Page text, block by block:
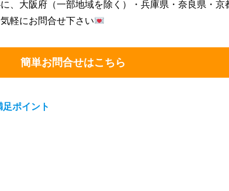
、大阪府（一部地域を除く）・兵庫県・奈良県・京
軽にお問合せ下さい
簡単お問合せはこちら
ポイント